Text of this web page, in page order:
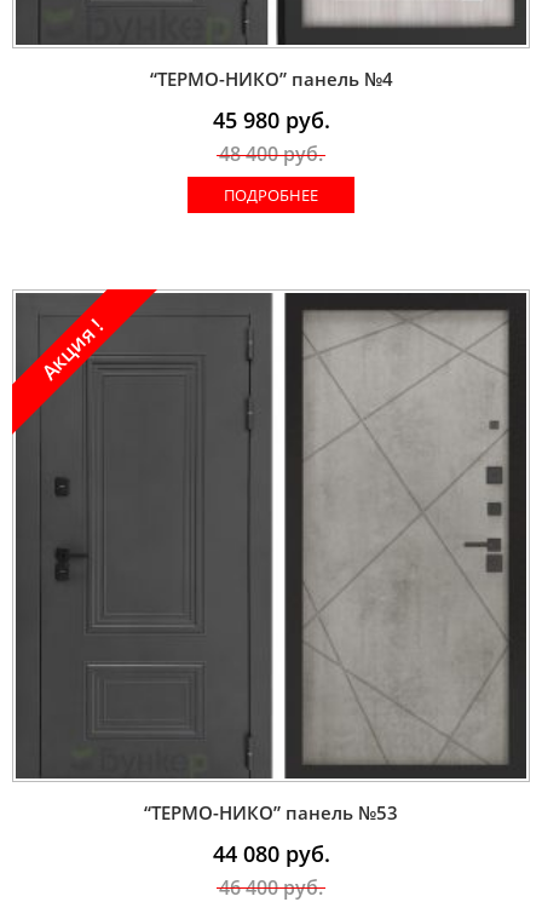
“ТЕРМО-НИКО” панель №4
45 980руб.
48 400руб.
ПОДРОБНЕЕ
Акция !
“ТЕРМО-НИКО” панель №53
44 080руб.
46 400руб.